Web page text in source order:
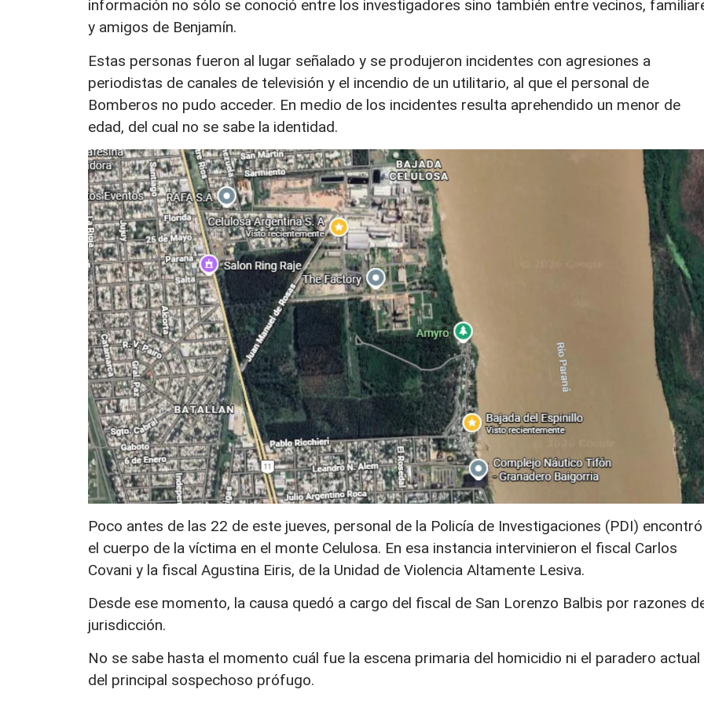
información no sólo se conoció entre los investigadores sino también entre vecinos,
y amigos de Benjamín.
Estas personas fueron al lugar señalado y se produjeron incidentes con agresiones a
periodistas de canales de televisión y el incendio de un utilitario, al que el personal de
Bomberos no pudo acceder. En medio de los incidentes resulta aprehendido un menor de
edad, del cual no se sabe la identidad.
Poco antes de las 22 de este jueves, personal de la Policía de Investigaciones (PDI) encontró
el cuerpo de la víctima en el monte Celulosa. En esa instancia intervinieron el fiscal Carlos
Covani y la fiscal Agustina Eiris, de la Unidad de Violencia Altamente Lesiva.
Desde ese momento, la causa quedó a cargo del fiscal de San Lorenzo Balbis por razones
jurisdicción.
No se sabe hasta el momento cuál fue la escena primaria del homicidio ni el paradero actual
del principal sospechoso prófugo.